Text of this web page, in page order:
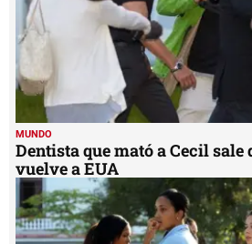
MUNDO
Otto Pérez se presenta a los
conocer fallo